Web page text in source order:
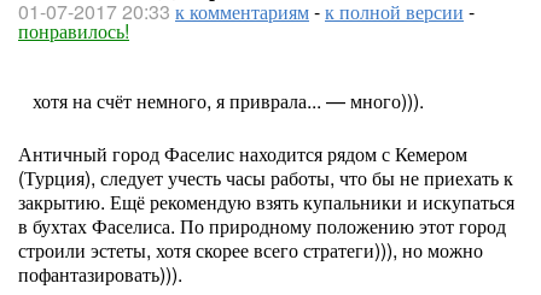
01-07-2017 20:33 к комментариям-к полной версии -
понравилось!
хотя на счёт немного, я приврала... — много))).
Античный город Фаселис находится рядом с Кемером
(Турция), следует учесть часы работы, что бы не приехать к
закрытию. Ещё рекомендую взять купальники и искупаться
в бухтах Фаселиса. По природному положению этот город
строили эстеты, хотя скорее всего стратеги))), но можно
пофантазировать))).